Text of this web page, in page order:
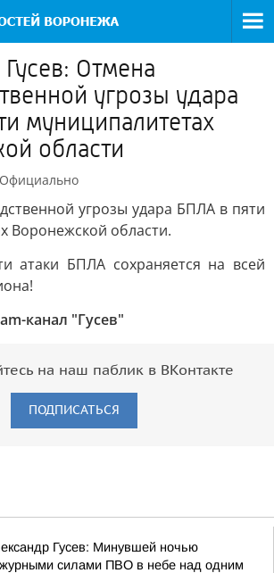
Отмена
угрозы удара
муниципалитетах
области
Официально
угрозы удара БПЛА в пяти
Воронежской области.
атаки БПЛА сохраняется на всей
канал "Гусев"
на наш паблик в ВКонтакте
ПОДПИСАТЬСЯ
Гусев: Минувшей ночью
силами ПВО в небе над одним